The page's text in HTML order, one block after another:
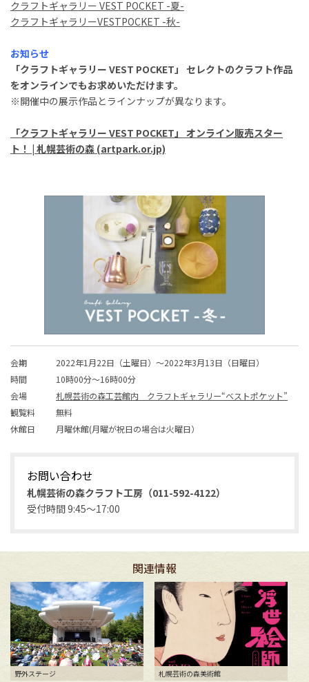
クラフトギャラリー VEST POCKET -夏-
クラフトギャラリーVESTPOCKET -秋-
お知らせ
「クラフトギャラリー VEST POCKET」 セレクトのクラフト作品
をオンラインでもお求めいただけます。
※開催中の展示作品とラインナップが異なります。
「クラフトギャラリー VEST POCKET」 オンライン販売スター
ト！ | 札幌芸術の森 (artpark.or.jp)
会期
2022年1月22日（土曜日）～2022年3月13日（日曜日）
時間
10時00分～16時00分
会場
札幌芸術の森工芸館内 クラフトギャラリー“ベストポケット”
観覧料
無料
休館日
月曜休館(月曜が祝日の場合は火曜日）
お問い合わせ
札幌芸術の森クラフト工房（011-592-4122）
受付時間 9:45～17:00
関連情報
野外ステージ 札幌芸術の森美術館